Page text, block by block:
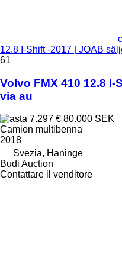
12.8 I-Shift -2017 | JOAB
61
Volvo FMX 410 12.8
via au
7.297 € 80.000 SEK
Camion multibenna
2018
Svezia, Haninge
Budi Auction
Contattare il venditore